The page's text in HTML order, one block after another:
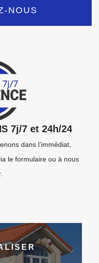
NOUS
7j/7 et 24h/24
dans l’immédiat,
le formulaire ou à nous